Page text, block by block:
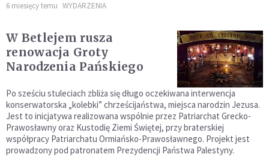
6 miesięcy temu WYDARZENIA
W Betlejem rusza
renowacja Groty
Narodzenia Pańskiego
Po sześciu stuleciach zbliża się długo oczekiwana interwencja
konserwatorska „kolebki” chrześcijaństwa, miejsca narodzin Jezusa.
Jest to inicjatywa realizowana wspólnie przez Patriarchat Grecko-
Prawosławny oraz Kustodię Ziemi Świętej, przy braterskiej
współpracy Patriarchatu Ormiańsko-Prawosławnego. Projekt jest
prowadzony pod patronatem Prezydencji Państwa Palestyny.